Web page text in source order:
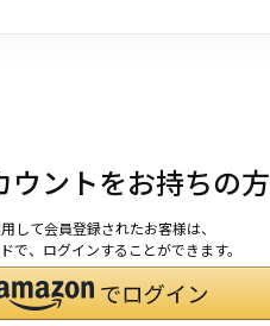
ントをお持ちの方
して会員登録されたお客様は、
で、ログインすることができます。